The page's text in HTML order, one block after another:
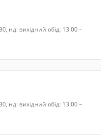
нд: вихідний обід: 13:00 –
нд: вихідний обід: 13:00 –